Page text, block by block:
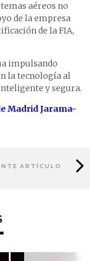
aéreos no
de la empresa
de la FIA,
impulsando
la tecnología al
y segura.
Madrid Jarama-
ARTÍCULO